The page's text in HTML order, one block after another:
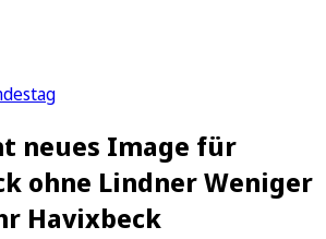
neues Image für
ohne Lindner Weniger
Havixbeck